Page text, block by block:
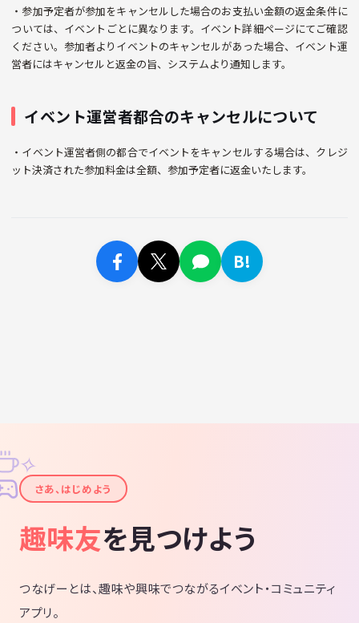
・参加予定者が参加をキャンセルした場合のお支払い金額の返金条件に
ついては、イベントごとに異なります。イベント詳細ページにてご確認
ください。参加者よりイベントのキャンセルがあった場合、イベント運
営者にはキャンセルと返金の旨、システムより通知します。
イベント運営者都合のキャンセルについて
・イベント運営者側の都合でイベントをキャンセルする場合は、クレジ
ット決済された参加料金は全額、参加予定者に返金いたします。
B!
✦
✧
さあ、はじめよう
趣味友を見つけよう
つなげーとは、趣味や興味でつながるイベント・コミュニティ
アプリ。